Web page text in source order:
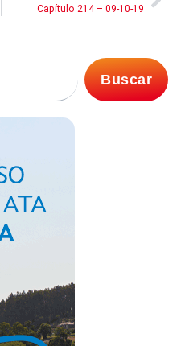
Capítulo 214 – 09-10-19
Buscar